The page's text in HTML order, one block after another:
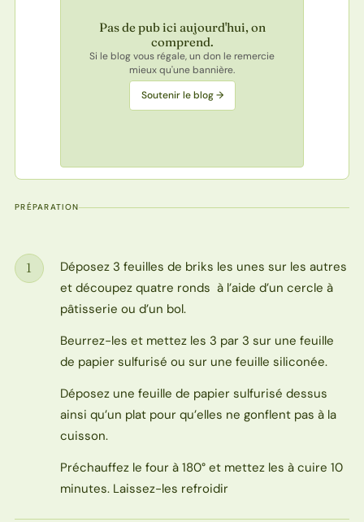
Pas de pub ici aujourd'hui, on
comprend.
Si le blog vous régale, un don le remercie
mieux qu'une bannière.
Soutenir le blog →
PRÉPARATION
Étape
1
Déposez 3 feuilles de briks les unes sur les autres
et découpez quatre ronds à l’aide d’un cercle à
pâtisserie ou d’un bol.
Beurrez-les et mettez les 3 par 3 sur une feuille
de papier sulfurisé ou sur une feuille siliconée.
Déposez une feuille de papier sulfurisé dessus
ainsi qu’un plat pour qu’elles ne gonflent pas à la
cuisson.
Préchauffez le four à 180° et mettez les à cuire 10
minutes. Laissez-les refroidir